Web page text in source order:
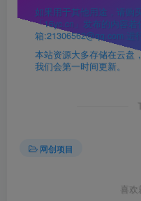
如果用于其他用途，请购
「16yc.cn」发布的内容若
箱:21306562@qq.com 进
本站资源大多存储在云盘
我们会第一时间更新。
网创项目
喜